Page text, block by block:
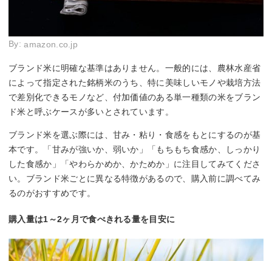
By:amazon.co.jp
ブランド米に明確な基準はありません。一般的には、農林水産省
によって指定された銘柄米のうち、特に美味しいモノや栽培方法
で差別化できるモノなど、付加価値のある単一種類の米をブラン
ド米と呼ぶケースが多いとされています。
ブランド米を選ぶ際には、甘み・粘り・食感をもとにするのが基
本です。「甘みが強いか、弱いか」「もちもち食感か、しっかり
した食感か」「やわらかめか、かためか」に注目してみてくださ
い。ブランド米ごとに異なる特徴があるので、購入前に調べてみ
るのがおすすめです。
購入量は1～2ヶ月で食べきれる量を目安に